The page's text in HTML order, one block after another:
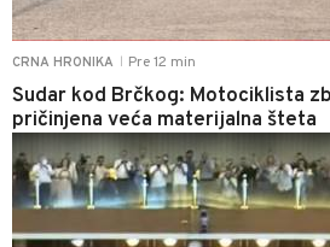
CRNA HRONIKA Pre 12 min
Sudar kod Brčkog: Motociklista
pričinjena veća materijalna šteta